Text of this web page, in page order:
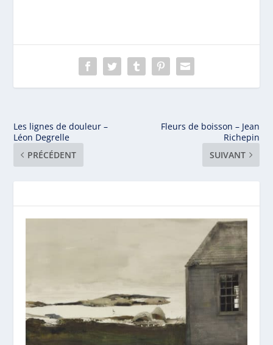
Les lignes de douleur –
Léon Degrelle
PRÉCÉDENT
Fleurs de boisson – Jean
Richepin
SUIVANT